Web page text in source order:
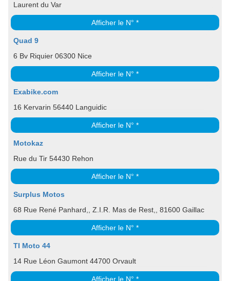
Laurent du Var
Afficher le N° *
Quad 9
6 Bv Riquier 06300 Nice
Afficher le N° *
Exabike.com
16 Kervarin 56440 Languidic
Afficher le N° *
Motokaz
Rue du Tir 54430 Rehon
Afficher le N° *
Surplus Motos
68 Rue René Panhard,, Z.I.R. Mas de Rest,, 81600 Gaillac
Afficher le N° *
TI Moto 44
14 Rue Léon Gaumont 44700 Orvault
Afficher le N° *